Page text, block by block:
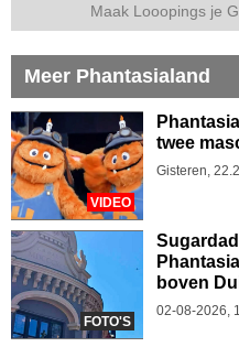
Maak Looopings je
Meer Phantasialand
VIDEO
twee
Gisteren,
FOTO'S
boven
02-08-2026,